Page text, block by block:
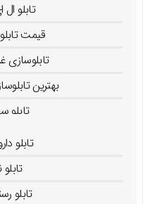
تابلو
قیمت
تابلوسازی
بهترین
تابلو
تابلو
تابلو
تابلو
تابلو